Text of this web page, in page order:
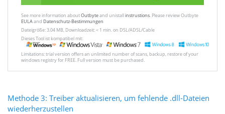
See more information aboutOutbyteand unistallinstrustions. Please review Outbyte
EULAand Datenschutz-Bestimmungen
Dateigröße: 3.04 MB, Downloadzeit: < 1 min. on DSL/ADSL/Cable
Dieses Tool ist kompatibel mit:
Limitations: trial version offers an unlimited number of scans, backup, restore of your
windows registry for FREE. Full version must be purchased.
Methode 3: Treiber aktualisieren, um fehlende .dll-Dateien
wiederherzustellen